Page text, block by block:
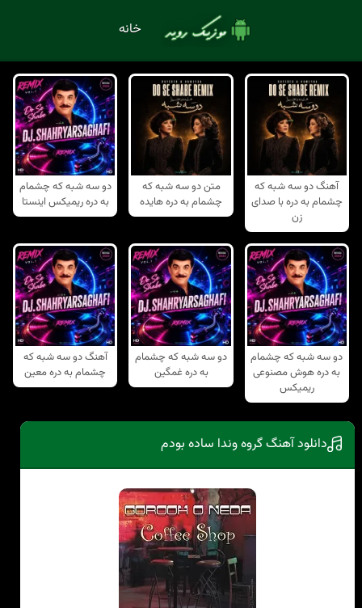
خانه
آهنگ دو سه شبه که
چشمام به دره با صدای
زن
متن دو سه شبه که
چشمام به دره هایده
دو سه شبه که چشمام
به دره ریمیکس اینستا
دو سه شبه که چشمام
به دره هوش مصنوعی
ریمیکس
دو سه شبه که چشمام
به دره غمگین
آهنگ دو سه شبه که
چشمام به دره معین
دانلود آهنگ گروه وندا ساده بودم